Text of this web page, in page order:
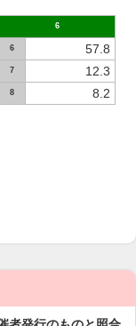
6
6 57.8
7 12.3
8 8.2